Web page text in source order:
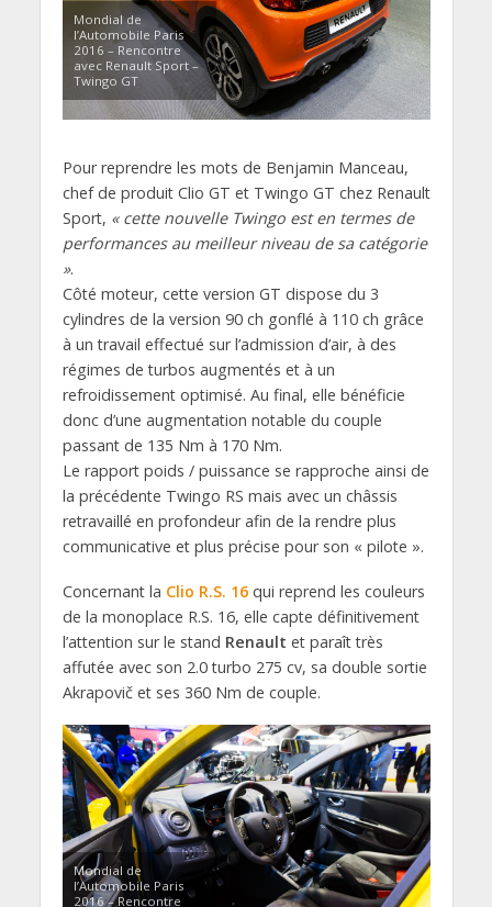
Mondial de
l’Automobile Paris
2016 – Rencontre
avec Renault Sport –
Twingo GT
Pour reprendre les mots de Benjamin Manceau,
chef de produit Clio GT et Twingo GT chez Renault
Sport, « cette nouvelle Twingo est en termes de
performances au meilleur niveau de sa catégorie
».
Côté moteur, cette version GT dispose du 3
cylindres de la version 90 ch gonflé à 110 ch grâce
à un travail effectué sur l’admission d’air, à des
régimes de turbos augmentés et à un
refroidissement optimisé. Au final, elle bénéficie
donc d’une augmentation notable du couple
passant de 135 Nm à 170 Nm.
Le rapport poids / puissance se rapproche ainsi de
la précédente Twingo RS mais avec un châssis
retravaillé en profondeur afin de la rendre plus
communicative et plus précise pour son « pilote ».
Concernant la Clio R.S. 16qui reprend les couleurs
de la monoplace R.S. 16, elle capte définitivement
l’attention sur le stand Renault et paraît très
affutée avec son 2.0 turbo 275 cv, sa double sortie
Akrapovič et ses 360 Nm de couple.
Mondial de
l’Automobile Paris
2016 – Rencontre